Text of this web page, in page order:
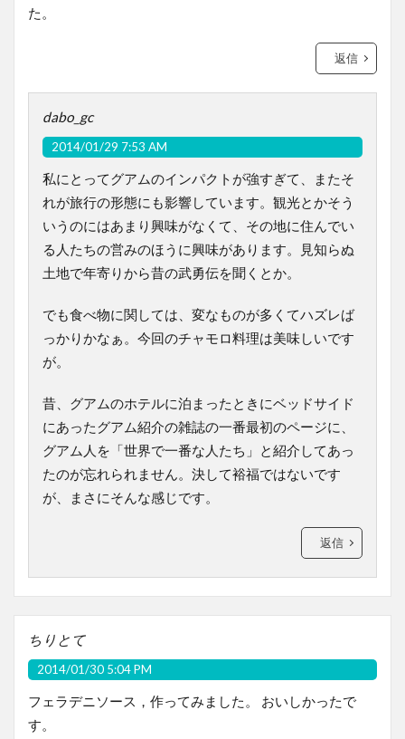
た。
返信
dabo_gc
2014/01/29 7:53 AM
私にとってグアムのインパクトが強すぎて、またそ
れが旅行の形態にも影響しています。観光とかそう
いうのにはあまり興味がなくて、その地に住んでい
る人たちの営みのほうに興味があります。見知らぬ
土地で年寄りから昔の武勇伝を聞くとか。
でも食べ物に関しては、変なものが多くてハズレば
っかりかなぁ。今回のチャモロ料理は美味しいです
が。
昔、グアムのホテルに泊まったときにベッドサイド
にあったグアム紹介の雑誌の一番最初のページに、
グアム人を「世界で一番な人たち」と紹介してあっ
たのが忘れられません。決して裕福ではないです
が、まさにそんな感じです。
返信
ちりとて
2014/01/30 5:04 PM
フェラデニソース，作ってみました。 おいしかったで
す。